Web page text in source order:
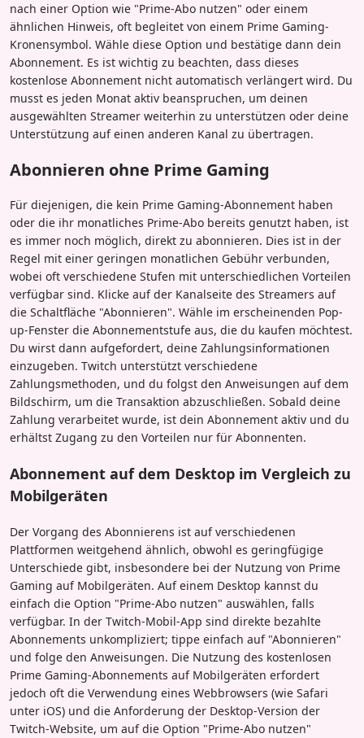
nach einer Option wie "Prime-Abo nutzen" oder einem
ähnlichen Hinweis, oft begleitet von einem Prime Gaming-
Kronensymbol. Wähle diese Option und bestätige dann dein
Abonnement. Es ist wichtig zu beachten, dass dieses
kostenlose Abonnement nicht automatisch verlängert wird. Du
musst es jeden Monat aktiv beanspruchen, um deinen
ausgewählten Streamer weiterhin zu unterstützen oder deine
Unterstützung auf einen anderen Kanal zu übertragen.
Abonnieren ohne Prime Gaming
Für diejenigen, die kein Prime Gaming-Abonnement haben
oder die ihr monatliches Prime-Abo bereits genutzt haben, ist
es immer noch möglich, direkt zu abonnieren. Dies ist in der
Regel mit einer geringen monatlichen Gebühr verbunden,
wobei oft verschiedene Stufen mit unterschiedlichen Vorteilen
verfügbar sind. Klicke auf der Kanalseite des Streamers auf
die Schaltfläche "Abonnieren". Wähle im erscheinenden Pop-
up-Fenster die Abonnementstufe aus, die du kaufen möchtest.
Du wirst dann aufgefordert, deine Zahlungsinformationen
einzugeben. Twitch unterstützt verschiedene
Zahlungsmethoden, und du folgst den Anweisungen auf dem
Bildschirm, um die Transaktion abzuschließen. Sobald deine
Zahlung verarbeitet wurde, ist dein Abonnement aktiv und du
erhältst Zugang zu den Vorteilen nur für Abonnenten.
Abonnement auf dem Desktop im Vergleich zu
Mobilgeräten
Der Vorgang des Abonnierens ist auf verschiedenen
Plattformen weitgehend ähnlich, obwohl es geringfügige
Unterschiede gibt, insbesondere bei der Nutzung von Prime
Gaming auf Mobilgeräten. Auf einem Desktop kannst du
einfach die Option "Prime-Abo nutzen" auswählen, falls
verfügbar. In der Twitch-Mobil-App sind direkte bezahlte
Abonnements unkompliziert; tippe einfach auf "Abonnieren"
und folge den Anweisungen. Die Nutzung des kostenlosen
Prime Gaming-Abonnements auf Mobilgeräten erfordert
jedoch oft die Verwendung eines Webbrowsers (wie Safari
unter iOS) und die Anforderung der Desktop-Version der
Twitch-Website, um auf die Option "Prime-Abo nutzen"